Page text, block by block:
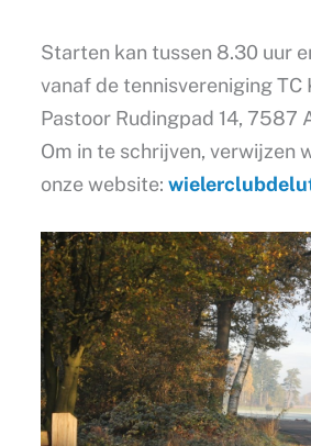
Starten kan tussen 8.30 uur
vanaf de tennisvereniging TC
Pastoor Rudingpad 14, 7587
Om in te schrijven, verwijzen
onze website: